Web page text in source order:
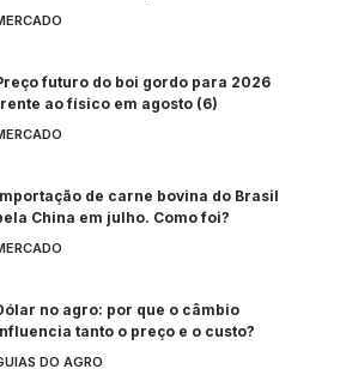
futuro do boi gordo para 2026
ao físico em agosto (6)
de carne bovina do Brasil
China em julho. Como foi?
no agro: por que o câmbio
tanto o preço e o custo?
DO AGRO